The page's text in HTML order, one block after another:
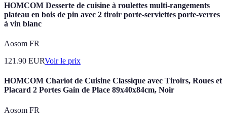
HOMCOM Desserte de cuisine à roulettes multi-rangements
plateau en bois de pin avec 2 tiroir porte-serviettes porte-verres
à vin blanc
Aosom FR
121.90 EURVoir le prix
HOMCOM Chariot de Cuisine Classique avec Tiroirs, Roues et
Placard 2 Portes Gain de Place 89x40x84cm, Noir
Aosom FR